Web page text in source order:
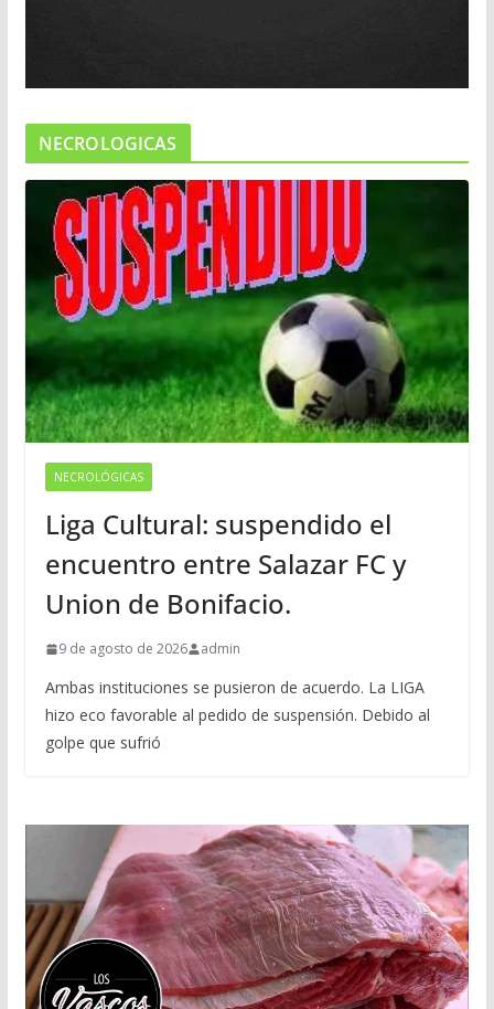
NECROLOGICAS
NECROLÓGICAS
Liga Cultural: suspendido el
encuentro entre Salazar FC y
Union de Bonifacio.
9 de agosto de 2026 admin
Ambas instituciones se pusieron de acuerdo. La LIGA
hizo eco favorable al pedido de suspensión. Debido al
golpe que sufrió